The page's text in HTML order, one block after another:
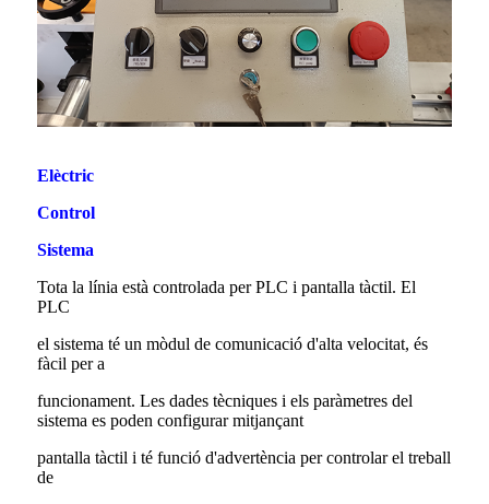
Elèctric
Control
Sistema
Tota la línia està controlada per PLC i pantalla tàctil. El
PLC
el sistema té un mòdul de comunicació d'alta velocitat, és
fàcil per a
funcionament. Les dades tècniques i els paràmetres del
sistema es poden configurar mitjançant
pantalla tàctil i té funció d'advertència per controlar el treball
de